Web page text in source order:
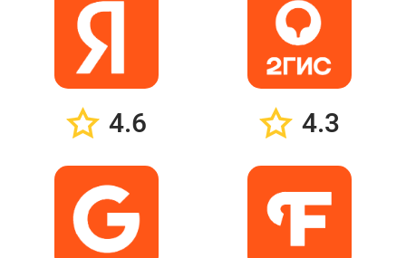
4.6 4.3